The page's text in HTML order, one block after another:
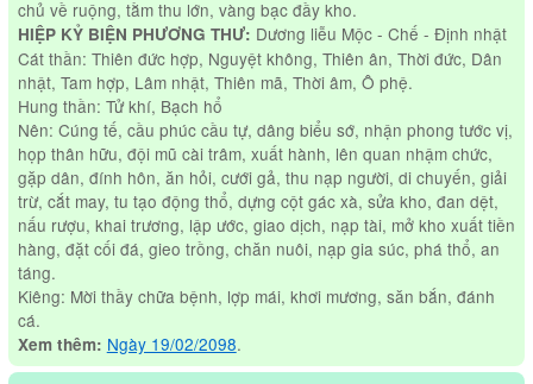
chủ về ruộng, tằm thu lớn, vàng bạc đầy kho.
HIỆP KỶ BIỆN PHƯƠNG THƯ: Dương liễu Mộc - Chế - Định nhật
Cát thần: Thiên đức hợp, Nguyệt không, Thiên ân, Thời đức, Dân
nhật, Tam hợp, Lâm nhật, Thiên mã, Thời âm, Ô phệ.
Hung thần: Tử khí, Bạch hổ
Nên: Cúng tế, cầu phúc cầu tự, dâng biểu sớ, nhận phong tước vị,
họp thân hữu, đội mũ cài trâm, xuất hành, lên quan nhậm chức,
gặp dân, đính hôn, ăn hỏi, cưới gả, thu nạp người, di chuyến, giải
trừ, cắt may, tu tạo động thổ, dựng cột gác xà, sửa kho, đan dệt,
nấu rượu, khai trương, lập ước, giao dịch, nạp tài, mở kho xuất tiền
hàng, đặt cối đá, gieo trồng, chăn nuôi, nạp gia súc, phá thổ, an
táng.
Kiêng: Mời thầy chữa bệnh, lợp mái, khơi mương, săn bắn, đánh
cá.
Xem thêm: Ngày 19/02/2098.